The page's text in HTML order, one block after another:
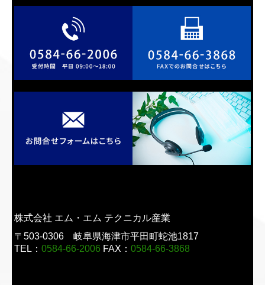
株式会社 エム・エム テクニカル産業
〒503-0306岐阜県海津市平田町蛇池1817
TEL：0584-66-2006 FAX：0584-66-3868